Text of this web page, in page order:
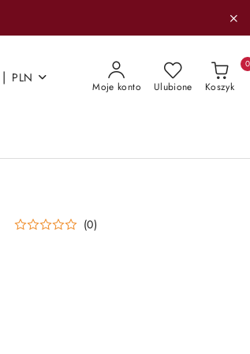
| PLN
Moje konto Ulubione Koszyk
0
(0)